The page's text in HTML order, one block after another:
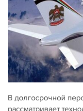
В долгосрочной